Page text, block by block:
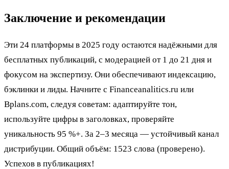
Заключение и рекомендации
Эти 24 платформы в 2025 году остаются надёжными для
бесплатных публикаций, с модерацией от 1 до 21 дня и
фокусом на экспертизу. Они обеспечивают индексацию,
бэклинки и лиды. Начните с Financeanalitics.ru или
Bplans.com, следуя советам: адаптируйте тон,
используйте цифры в заголовках, проверяйте
уникальность 95 %+. За 2–3 месяца — устойчивый канал
дистрибуции. Общий объём: 1523 слова (проверено).
Успехов в публикациях!